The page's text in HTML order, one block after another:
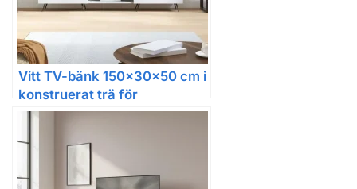
Vitt TV-bänk 150x30x50 cm i
konstruerat trä för
vardagsrum